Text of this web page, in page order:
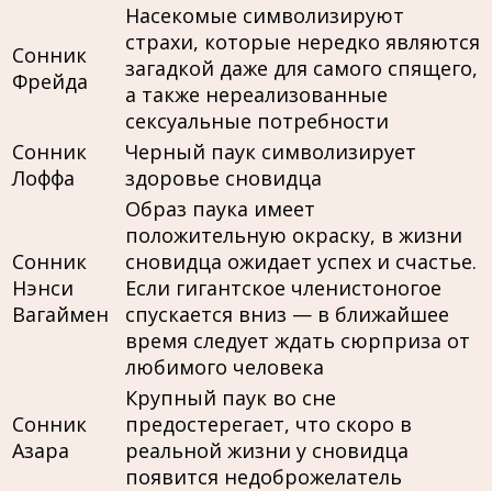
Сонник
Фрейда
Насекомые символизируют
страхи, которые нередко являются
загадкой даже для самого спящего,
а также нереализованные
сексуальные потребности
Сонник
Лоффа
Черный паук символизирует
здоровье сновидца
Сонник
Нэнси
Вагаймен
Образ паука имеет
положительную окраску, в жизни
сновидца ожидает успех и счастье.
Если гигантское членистоногое
спускается вниз — в ближайшее
время следует ждать сюрприза от
любимого человека
Сонник
Азара
Крупный паук во сне
предостерегает, что скоро в
реальной жизни у сновидца
появится недоброжелатель